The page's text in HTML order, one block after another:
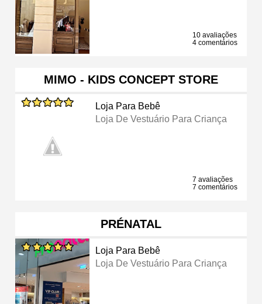
10 avaliações
4 comentários
MIMO - KIDS CONCEPT STORE
Loja Para Bebê
Loja De Vestuário Para Criança
7 avaliações
7 comentários
PRÉNATAL
Loja Para Bebê
Loja De Vestuário Para Criança